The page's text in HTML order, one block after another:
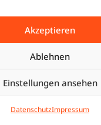
Akzeptieren
Ablehnen
Einstellungen ansehen
DatenschutzImpressum
Mähroboter mit
der X5
Gen. 2 | 2.000 m²
Set inkl.
Garage im